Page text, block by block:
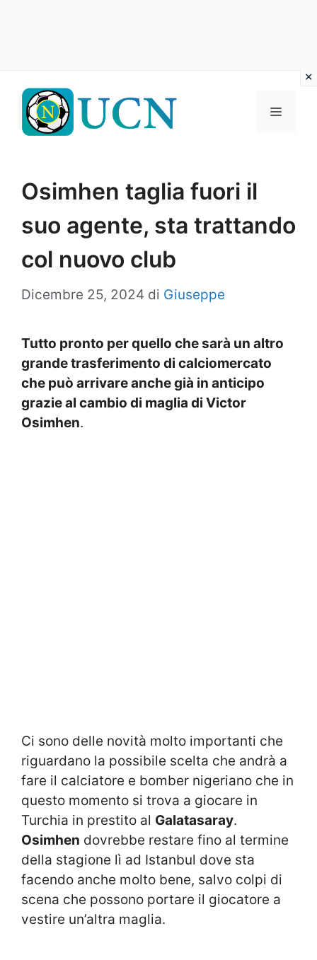
contenuto
Menu
Osimhen taglia fuori il
suo agente, sta trattando
col nuovo club
Dicembre 25, 2024 di Giuseppe
Tutto pronto per quello che sarà un altro
grande trasferimento di calciomercato
che può arrivare anche già in anticipo
grazie al cambio di maglia di Victor
Osimhen.
Ci sono delle novità molto importanti che
riguardano la possibile scelta che andrà a
fare il calciatore e bomber nigeriano che in
questo momento si trova a giocare in
Turchia in prestito al Galatasaray.
Osimhen dovrebbe restare fino al termine
della stagione lì ad Istanbul dove sta
facendo anche molto bene, salvo colpi di
scena che possono portare il giocatore a
vestire un’altra maglia.